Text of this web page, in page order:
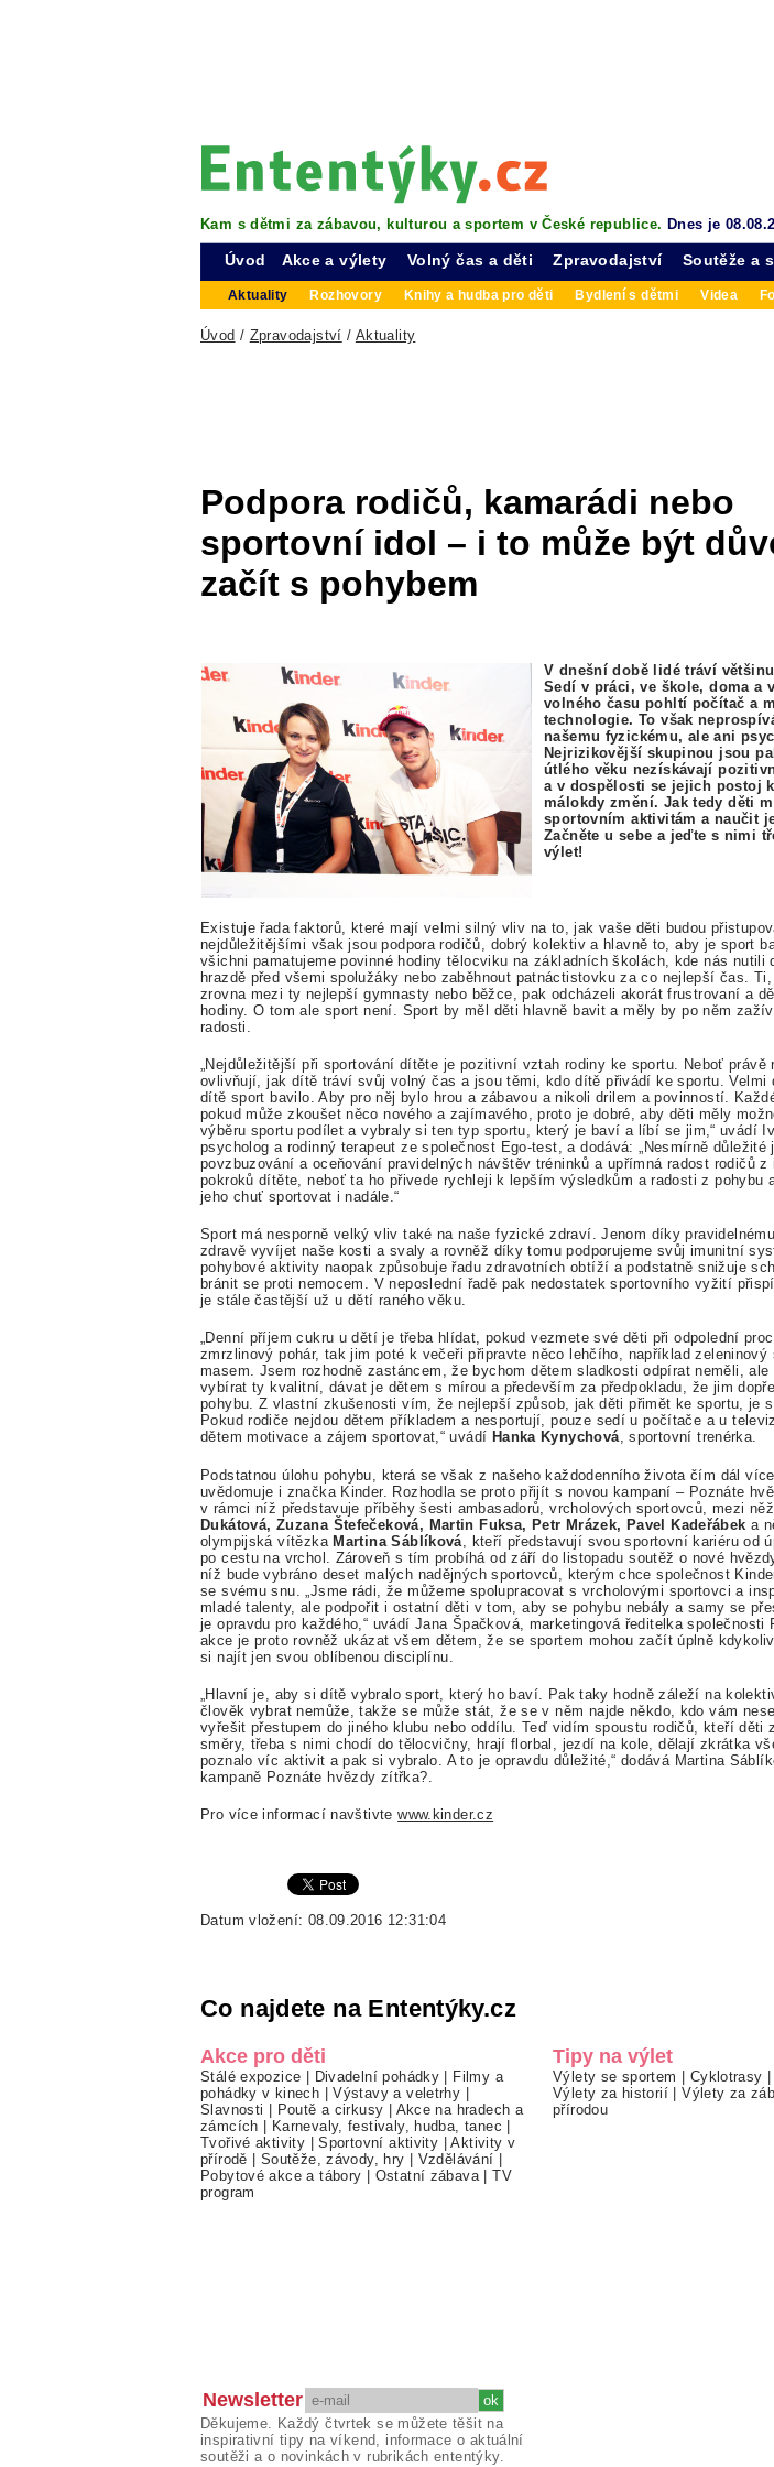
Kam s dětmi za zábavou, kulturou a sportem v České republice. Dnes je
Úvod Akce a výlety Volný čas a děti Zpravodajství
Aktuality Rozhovory Knihy a hudba pro děti Bydlení s dětmi Videa
Soutěže a
Úvod / Zpravodajství / Aktuality
Podpora rodičů, kamarádi nebo
sportovní idol – i to může být
začít s pohybem
V dnešní době lidé tráví
Sedí v práci, ve škole, doma a
volného času pohltí počítač a
technologie. To však
našemu fyzickému, ale ani
Nejrizikovější skupinou jsou
útlého věku nezískávají
a v dospělosti se jejich postoj
málokdy změní. Jak tedy děti
sportovním aktivitám a naučit
Začněte u sebe a jeďte s nimi
výlet!
Existuje řada faktorů, které mají velmi silný vliv na to, jak vaše děti budou
nejdůležitějšími však jsou podpora rodičů, dobrý kolektiv a hlavně to, aby je sport
všichni pamatujeme povinné hodiny tělocviku na základních školách, kde nás nutili
hrazdě před všemi spolužáky nebo zaběhnout patnáctistovku za co nejlepší čas.
zrovna mezi ty nejlepší gymnasty nebo běžce, pak odcházeli akorát frustrovaní a
hodiny. O tom ale sport není. Sport by měl děti hlavně bavit a měly by po něm
radosti.
„Nejdůležitější při sportování dítěte je pozitivní vztah rodiny ke sportu. Neboť právě
ovlivňují, jak dítě tráví svůj volný čas a jsou těmi, kdo dítě přivádí ke sportu. Velmi
dítě sport bavilo. Aby pro něj bylo hrou a zábavou a nikoli drilem a povinností.
pokud může zkoušet něco nového a zajímavého, proto je dobré, aby děti měly
výběru sportu podílet a vybraly si ten typ sportu, který je baví a líbí se jim,“ uvádí
psycholog a rodinný terapeut ze společnost Ego-test, a dodává: „Nesmírně důležité
povzbuzování a oceňování pravidelných návštěv tréninků a upřímná radost rodičů
pokroků dítěte, neboť ta ho přivede rychleji k lepším výsledkům a radosti z pohybu
jeho chuť sportovat i nadále.“
Sport má nesporně velký vliv také na naše fyzické zdraví. Jenom díky
zdravě vyvíjet naše kosti a svaly a rovněž díky tomu podporujeme svůj imunitní
pohybové aktivity naopak způsobuje řadu zdravotních obtíží a podstatně snižuje
bránit se proti nemocem. V neposlední řadě pak nedostatek sportovního vyžití
je stále častější už u dětí raného věku.
„Denní příjem cukru u dětí je třeba hlídat, pokud vezmete své děti při odpolední
zmrzlinový pohár, tak jim poté k večeři připravte něco lehčího, například zeleninový
masem. Jsem rozhodně zastáncem, že bychom dětem sladkosti odpírat neměli, ale
vybírat ty kvalitní, dávat je dětem s mírou a především za předpokladu, že jim
pohybu. Z vlastní zkušenosti vím, že nejlepší způsob, jak děti přimět ke sportu, je
Pokud rodiče nejdou dětem příkladem a nesportují, pouze sedí u počítače a u
dětem motivace a zájem sportovat,“ uvádí Hanka Kynychová, sportovní trenérka.
Podstatnou úlohu pohybu, která se však z našeho každodenního života čím dál
uvědomuje i značka Kinder. Rozhodla se proto přijít s novou kampaní – Poznáte
v rámci níž představuje příběhy šesti ambasadorů, vrcholových sportovců, mezi
Dukátová, Zuzana Štefečeková, Martin Fuksa, Petr Mrázek, Pavel Kadeřábek a
olympijská vítězkaMartina Sáblíková , kteří představují svou sportovní kariéru od
po cestu na vrchol. Zároveň s tím probíhá od září do listopadu soutěž o nové
níž bude vybráno deset malých nadějných sportovců, kterým chce společnost
se svému snu. „Jsme rádi, že můžeme spolupracovat s vrcholovými sportovci a
mladé talenty, ale podpořit i ostatní děti v tom, aby se pohybu nebály a samy se
je opravdu pro každého,“ uvádí Jana Špačková, marketingová ředitelka společnosti
akce je proto rovněž ukázat všem dětem, že se sportem mohou začít úplně
si najít jen svou oblíbenou disciplínu.
„Hlavní je, aby si dítě vybralo sport, který ho baví. Pak taky hodně záleží na
člověk vybrat nemůže, takže se může stát, že se v něm najde někdo, kdo vám
vyřešit přestupem do jiného klubu nebo oddílu. Teď vidím spoustu rodičů, kteří děti
směry, třeba s nimi chodí do tělocvičny, hrají florbal, jezdí na kole, dělají zkrátka
poznalo víc aktivit a pak si vybralo. A to je opravdu důležité,“ dodává Martina
kampaně Poznáte hvězdy zítřka?.
Pro více informací navštivtewww.kinder.cz
Datum vložení: 08.09.2016 12:31:04
Co najdete na Ententýky.cz
Akce pro děti
Stálé expozice Divadelní pohádky
Filmy a
pohádky v kinech |Výstavy a veletrhy
Slavnosti
Poutě a cirkusy
Akce na hradech a
zámcích
Karnevaly, festivaly, hudba, tanec
Tvořivé aktivity |Sportovní aktivity |Aktivity v
přírodě
Soutěže, závody, hry Vzdělávání
Pobytové akce a tábory
Ostatní zábava|TV
program
Tipy na výlet
Výlety se sportem Cyklotrasy
Výlety za historií |Výlety za
přírodou
Newsletter
Děkujeme. Každý čtvrtek se můžete těšit na
inspirativní tipy na víkend, informace o aktuální
soutěži a o novinkách v rubrikách ententýky.